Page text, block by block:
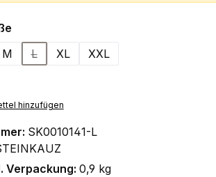
auswählen
M
L
(Diese Option ist zurzeit nicht verfügbar.)
XL XXL
hinzufügen
SK0010141-L
Verpackung: 0,9 kg